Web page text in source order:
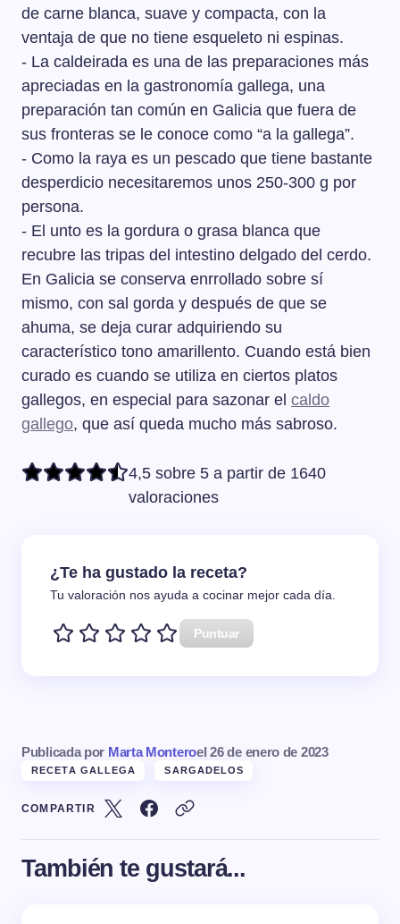
de carne blanca, suave y compacta, con la
ventaja de que no tiene esqueleto ni espinas.
- La caldeirada es una de las preparaciones más
apreciadas en la gastronomía gallega, una
preparación tan común en Galicia que fuera de
sus fronteras se le conoce como “a la gallega”.
- Como la raya es un pescado que tiene bastante
desperdicio necesitaremos unos 250-300 g por
persona.
- El unto es la gordura o grasa blanca que
recubre las tripas del intestino delgado del cerdo.
En Galicia se conserva enrrollado sobre sí
mismo, con sal gorda y después de que se
ahuma, se deja curar adquiriendo su
característico tono amarillento. Cuando está bien
curado es cuando se utiliza en ciertos platos
gallegos, en especial para sazonar el caldo
gallego, que así queda mucho más sabroso.
4,5 sobre 5 a partir de 1640
valoraciones
¿Te ha gustado la receta?
Tu valoración nos ayuda a cocinar mejor cada día.
Puntuar
Publicada por Marta Monteroel 26 de enero de 2023
RECETA GALLEGA SARGADELOS
COMPARTIR
También te gustará...